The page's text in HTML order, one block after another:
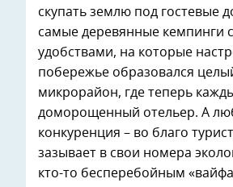
скупать землю под гостевые
самые деревянные кемпинги
удобствами, на которые
побережье образовался
микрорайон, где теперь
доморощенный отельер. А
конкуренция – во благо
зазывает в свои номера
кто-то бесперебойным